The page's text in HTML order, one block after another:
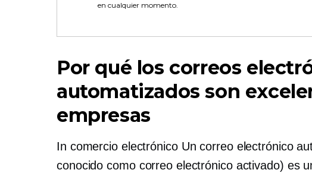
en cualquier momento.
Por qué los correos
automatizados son
empresas
In comercio electrónicoUn correo electrónico
conocido como correo electrónico activado) es